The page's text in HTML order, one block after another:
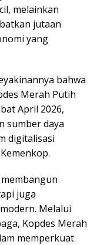
melainkan
jutaan
yang
bahwa
Merah Putih
April 2026,
sumber daya
digitalisasi
juga
Melalui
Kopdes Merah
memperkuat